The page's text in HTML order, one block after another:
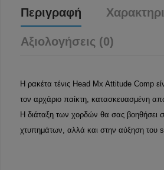
Περιγραφή
Αξιολογήσεις (0)
Η ρακέτα τένις Head Mx Attitude Comp
τον αρχάριο παίκτη, κατασκευασμένη
Η διάταξη των χορδών θα σας βοηθήσει
χτυπημάτων, αλλά και στην αύξηση του